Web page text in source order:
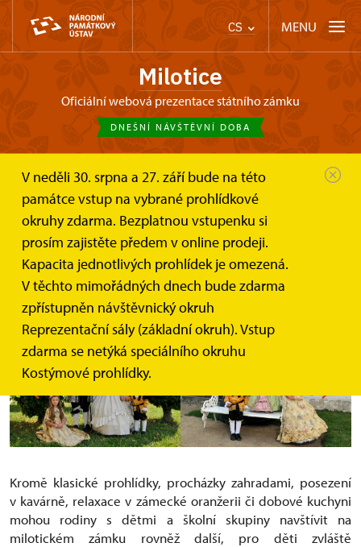
CS MENU
Milotice
oficiální webová prezentace státního zámku
DNEŠNÍ NÁVŠTĚVNÍ DOBA
V neděli 30. srpna a 27. září bude na této
památce vstup na vybrané prohlídkové
okruhy zdarma. Bezplatnou vstupenku si
prosím zajistěte předem v online prodeji.
Kapacita jednotlivých prohlídek je omezená.
V těchto mimořádných dnech bude zdarma
zpřístupněn návštěvnický okruh
Reprezentační sály (základní okruh). Vstup
zdarma se netýká speciálního okruhu
Kostýmové prohlídky.
Zámek Milotice (Nejenom) pro děti a školy
(Nejenom) pro děti a školy
V prostředí milotického zámku můžete s dětmi strávit
třeba celý den.
Kromě klasické prohlídky, procházky zahradami, posezení
v kavárně, relaxace v zámecké oranžerii či dobové kuchyni
mohou rodiny s dětmi a školní skupiny navštívit na
milotickém zámku rovněž další, pro děti zvláště